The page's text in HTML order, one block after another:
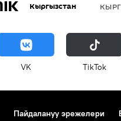
Кыргызстан
VK ТikТоk
Пайдалануу эрежелери